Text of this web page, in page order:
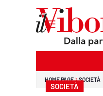
HOME PAGE SOCIETÀ
SOCIETÀ